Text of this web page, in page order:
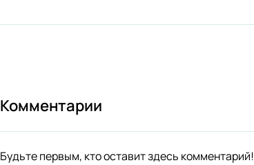
Комментарии
Будьте первым, кто оставит здесь комментарий!